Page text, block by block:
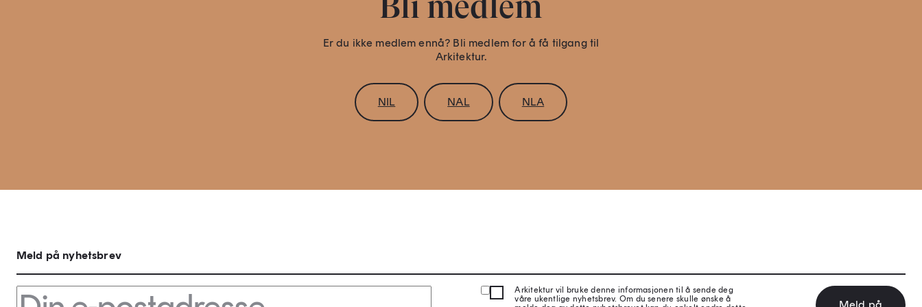
Er du ikke medlem ennå? Bli medlem for å få tilgang til
Arkitektur.
NIL NAL NLA
Meld på nyhetsbrev
Arkitektur vil bruke denne informasjonen til å sende deg
våre ukentlige nyhetsbrev. Om du senere skulle ønske å